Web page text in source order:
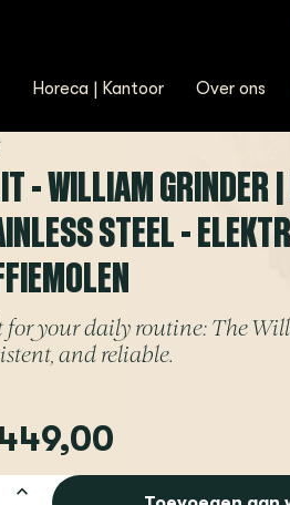
Horeca | Kantoor Over ons
- WILLIAM GRINDER
STEEL -
for your daily routine: The
and reliable.